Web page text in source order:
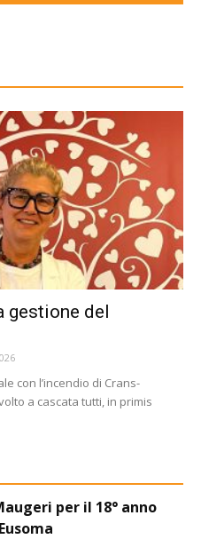
gestione del
con l’incendio di Crans-
a cascata tutti, in primis
per il 18° anno